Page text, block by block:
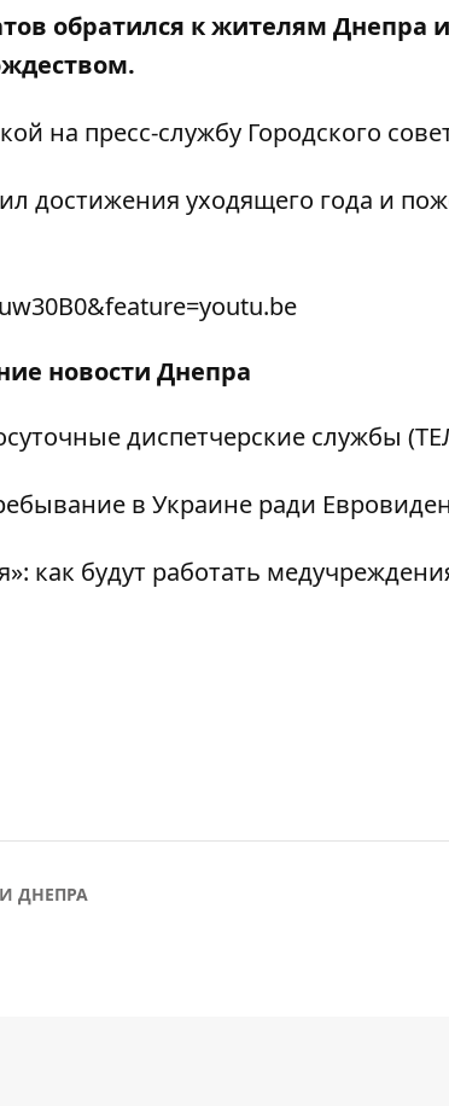
обратился к жителям Днепра
на пресс-службу Городского
достижения уходящего года и
новости Днепра
диспетчерские службы
в Украине ради
как будут работать
ДНЕПРА